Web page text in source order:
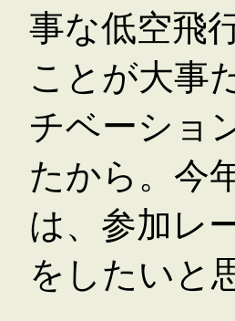
事な低空飛
ことが大事
チベーショ
たから。今
は、参加レ
をしたいと